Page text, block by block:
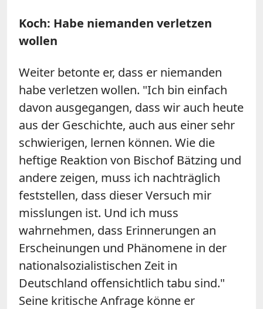
Koch: Habe niemanden verletzen
wollen
Weiter betonte er, dass er niemanden
habe verletzen wollen. "Ich bin einfach
davon ausgegangen, dass wir auch heute
aus der Geschichte, auch aus einer sehr
schwierigen, lernen können. Wie die
heftige Reaktion von Bischof Bätzing und
andere zeigen, muss ich nachträglich
feststellen, dass dieser Versuch mir
misslungen ist. Und ich muss
wahrnehmen, dass Erinnerungen an
Erscheinungen und Phänomene in der
nationalsozialistischen Zeit in
Deutschland offensichtlich tabu sind."
Seine kritische Anfrage könne er